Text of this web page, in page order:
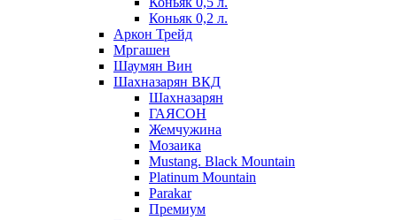
Коньяк 0,2 л.
Аркон Трейд
Мргашен
Шаумян Вин
Шахназарян ВКД
Шахназарян
ГАЯСОН
Жемчужина
Мозаика
Mustang. Black Mountain
Platinum Mountain
Parakar
Премиум